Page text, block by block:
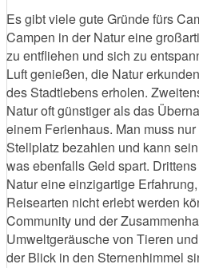
Es gibt viele gute Gründe fürs
Campen in der Natur eine
zu entfliehen und sich zu
Luft genießen, die Natur
des Stadtlebens erholen.
Natur oft günstiger als das
einem Ferienhaus. Man muss
Stellplatz bezahlen und kann
was ebenfalls Geld spart.
Natur eine einzigartige
Reisearten nicht erlebt werden
Community und der
Umweltgeräusche von Tieren
der Blick in den Sternenhimmel